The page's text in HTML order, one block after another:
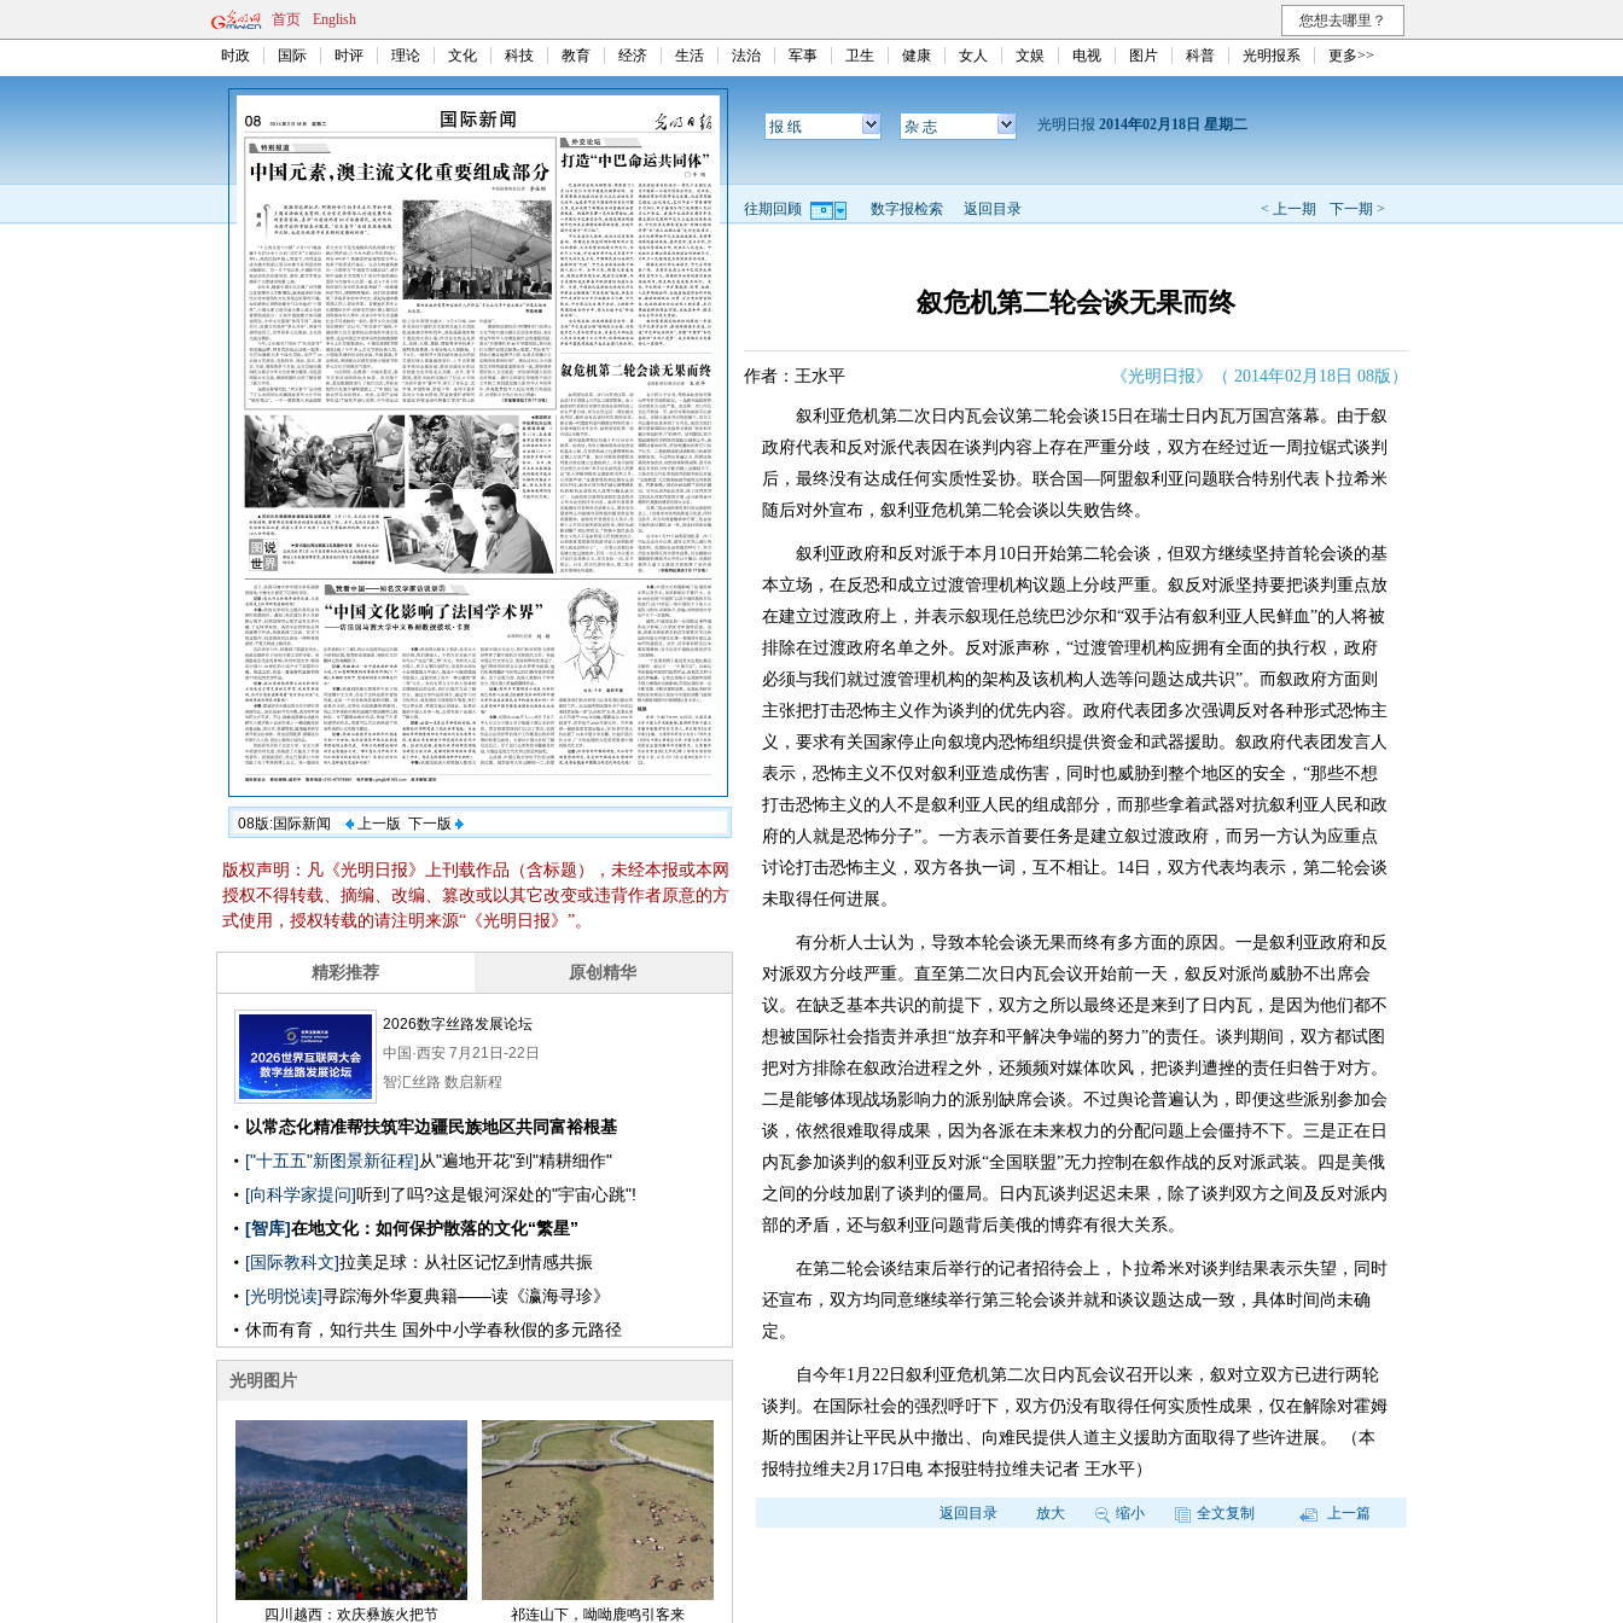
首页 English 您想去哪里？
时政 国际 时评 理论 文化 科技 教育 经济 生活 法治 军事 卫生 健康 女人 文娱 电视 图片 科普 光明报系 更多>>
08版:国际新闻 上一版 下一版
版权声明：凡《光明日报》上刊载作品（含标题），未经本报或本网
授权不得转载、摘编、改编、篡改或以其它改变或违背作者原意的方
式使用，授权转载的请注明来源“《光明日报》”。
报 纸 杂 志 光明日报 2014年02月18日 星期二
< 上一期 下一期 >
往期回顾 数字报检索 返回目录
叙危机第二轮会谈无果而终
作者：王水平 《光明日报》（ 2014年02月18日 08版）
叙利亚危机第二次日内瓦会议第二轮会谈15日在瑞士日内瓦万国宫落幕。由于叙
政府代表和反对派代表因在谈判内容上存在严重分歧，双方在经过近一周拉锯式谈判
后，最终没有达成任何实质性妥协。联合国—阿盟叙利亚问题联合特别代表卜拉希米
随后对外宣布，叙利亚危机第二轮会谈以失败告终。
叙利亚政府和反对派于本月10日开始第二轮会谈，但双方继续坚持首轮会谈的基
本立场，在反恐和成立过渡管理机构议题上分歧严重。叙反对派坚持要把谈判重点放
在建立过渡政府上，并表示叙现任总统巴沙尔和“双手沾有叙利亚人民鲜血”的人将被
排除在过渡政府名单之外。反对派声称，“过渡管理机构应拥有全面的执行权，政府
必须与我们就过渡管理机构的架构及该机构人选等问题达成共识”。而叙政府方面则
主张把打击恐怖主义作为谈判的优先内容。政府代表团多次强调反对各种形式恐怖主
义，要求有关国家停止向叙境内恐怖组织提供资金和武器援助。叙政府代表团发言人
表示，恐怖主义不仅对叙利亚造成伤害，同时也威胁到整个地区的安全，“那些不想
打击恐怖主义的人不是叙利亚人民的组成部分，而那些拿着武器对抗叙利亚人民和政
府的人就是恐怖分子”。一方表示首要任务是建立叙过渡政府，而另一方认为应重点
讨论打击恐怖主义，双方各执一词，互不相让。14日，双方代表均表示，第二轮会谈
未取得任何进展。
有分析人士认为，导致本轮会谈无果而终有多方面的原因。一是叙利亚政府和反
对派双方分歧严重。直至第二次日内瓦会议开始前一天，叙反对派尚威胁不出席会
议。在缺乏基本共识的前提下，双方之所以最终还是来到了日内瓦，是因为他们都不
想被国际社会指责并承担“放弃和平解决争端的努力”的责任。谈判期间，双方都试图
把对方排除在叙政治进程之外，还频频对媒体吹风，把谈判遭挫的责任归咎于对方。
二是能够体现战场影响力的派别缺席会谈。不过舆论普遍认为，即便这些派别参加会
谈，依然很难取得成果，因为各派在未来权力的分配问题上会僵持不下。三是正在日
内瓦参加谈判的叙利亚反对派“全国联盟”无力控制在叙作战的反对派武装。四是美俄
之间的分歧加剧了谈判的僵局。日内瓦谈判迟迟未果，除了谈判双方之间及反对派内
部的矛盾，还与叙利亚问题背后美俄的博弈有很大关系。
在第二轮会谈结束后举行的记者招待会上，卜拉希米对谈判结果表示失望，同时
还宣布，双方均同意继续举行第三轮会谈并就和谈议题达成一致，具体时间尚未确
定。
自今年1月22日叙利亚危机第二次日内瓦会议召开以来，叙对立双方已进行两轮
谈判。在国际社会的强烈呼吁下，双方仍没有取得任何实质性成果，仅在解除对霍姆
斯的围困并让平民从中撤出、向难民提供人道主义援助方面取得了些许进展。 （本
报特拉维夫2月17日电 本报驻特拉维夫记者 王水平）
返回目录 放大 缩小 全文复制 上一篇